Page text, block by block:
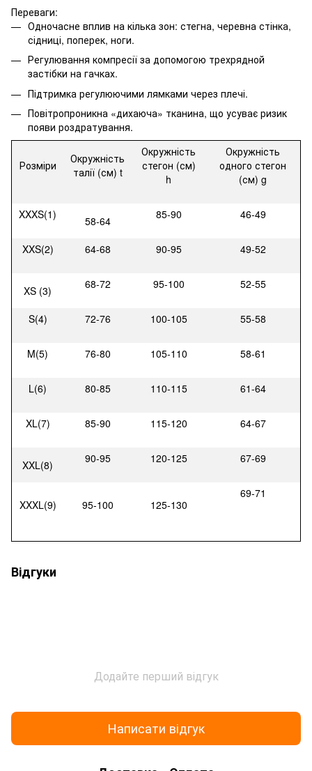
Переваги:
Одночасне вплив на кілька зон: стегна, черевна стінка,
сідниці, поперек, ноги.
Регулювання компресії за допомогою трехрядной
застібки на гачках.
Підтримка регулюючими лямками через плечі.
Повітропроникна «дихаюча» тканина, що усуває ризик
появи роздратування.
Розміри
Окружність
талії (см) t
Окружність
стегон (см)
h
Окружність
одного стегон
(см) g
XXXS(1) 58-64 85-90 46-49
XXS(2) 64-68 90-95 49-52
XS (3) 68-72 95-100 52-55
S(4) 72-76 100-105 55-58
M(5) 76-80 105-110 58-61
L(6) 80-85 110-115 61-64
XL(7) 85-90 115-120 64-67
XXL(8) 90-95 120-125 67-69
XXXL(9) 95-100 125-130
69-71
Відгуки
Додайте перший відгук
Написати відгук